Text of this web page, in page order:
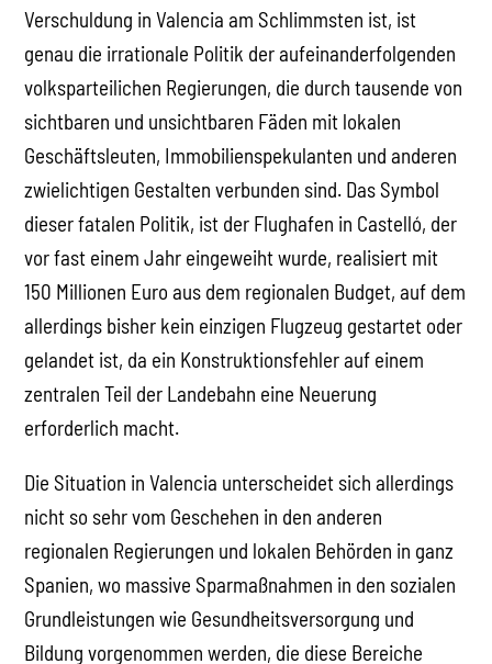
Verschuldung in Valencia am Schlimmsten ist, ist
genau die irrationale Politik der aufeinanderfolgenden
volksparteilichen Regierungen, die durch tausende von
sichtbaren und unsichtbaren Fäden mit lokalen
Geschäftsleuten, Immobilienspekulanten und anderen
zwielichtigen Gestalten verbunden sind. Das Symbol
dieser fatalen Politik, ist der Flughafen in Castelló, der
vor fast einem Jahr eingeweiht wurde, realisiert mit
150 Millionen Euro aus dem regionalen Budget, auf dem
allerdings bisher kein einzigen Flugzeug gestartet oder
gelandet ist, da ein Konstruktionsfehler auf einem
zentralen Teil der Landebahn eine Neuerung
erforderlich macht.
Die Situation in Valencia unterscheidet sich allerdings
nicht so sehr vom Geschehen in den anderen
regionalen Regierungen und lokalen Behörden in ganz
Spanien, wo massive Sparmaßnahmen in den sozialen
Grundleistungen wie Gesundheitsversorgung und
Bildung vorgenommen werden, die diese Bereiche